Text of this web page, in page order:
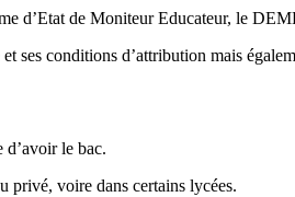
d’Etat de Moniteur Educateur, le
conditions d’attribution mais
d’avoir le bac.
privé, voire dans certains lycées.